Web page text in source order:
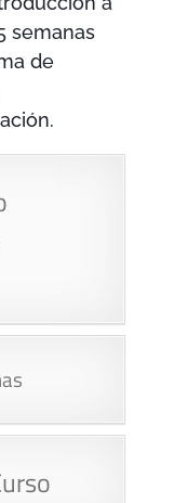
semanas
de